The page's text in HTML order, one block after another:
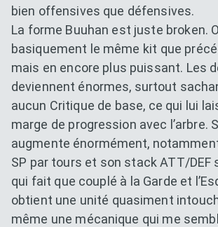
bien offensives que défensives.
La forme Buuhan est juste broken.
basiquement le même kit que
mais en encore plus puissant. Les
deviennent énormes, surtout
aucun Critique de base, ce qui lui
marge de progression avec l’arbre.
augmente énormément,
SP par tours et son stack ATT/DEF
qui fait que couplé à la Garde et
obtient une unité quasiment
même une mécanique qui me